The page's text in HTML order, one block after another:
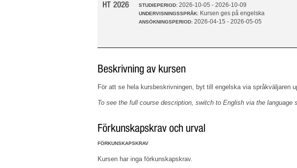
HT 2026 STUDIEPERIOD:2026-10-05 - 2026-10-09
UNDERVISNINGSSPRÅK: Kursen ges på engelska
ANSÖKNINGSPERIOD:2026-04-15 - 2026-05-05
Beskrivning av kursen
För att se hela kursbeskrivningen, byt till engelska via språkväljaren
To see the full course description, switch to English via the language
Förkunskapskrav och urval
FÖRKUNSKAPSKRAV
Kursen har inga förkunskapskrav.